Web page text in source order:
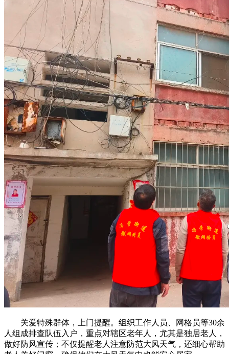
关爱特殊群体，上门提醒。组织工作人员、网格员等30余
人组成排查队伍入户，重点对辖区老年人，尤其是独居老人，
做好防风宣传；不仅提醒老人注意防范大风天气，还细心帮助